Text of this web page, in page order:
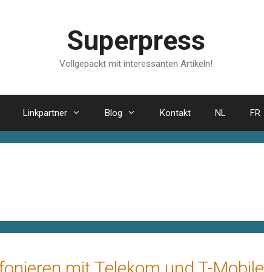
Superpress
Vollgepackt mit interessanten Artikeln!
Linkpartner Blog Kontakt NL FR